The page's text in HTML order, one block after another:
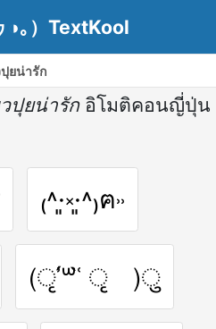
◑｡）TextKool
ยน่ารัก
ปุยน่ารัก อิโมติคอนญี่ปุ่น
₍˄·͈༝·͈˄₎ฅ˒˒
(ृʾ́꒳ʿ̀ ृ )ु